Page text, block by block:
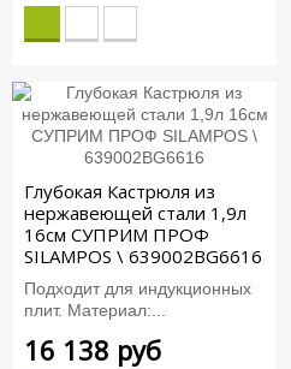
Глубокая Кастрюля из
нержавеющей стали 1,9л
16см СУПРИМ ПРОФ
SILAMPOS \ 639002BG6616
Подходит для индукционных
плит. Материал:...
16 138 руб